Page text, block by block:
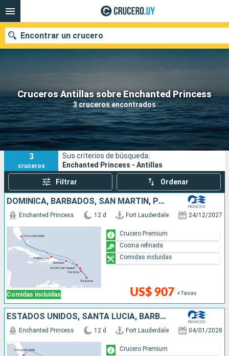
Cruceros Antillas sobre Enchanted Princess
3 cruceros encontrados
Encontrar un crucero
Nuestros destinos
Fecha de salida
Puertos Compañías
Buscar
3
cruceros
Sus criterios de búsqueda:
Enchanted Princess - Antillas
Filtrar Ordenar
DOMINICA, BARBADOS, SAN MARTÍN, PUERTO RICO, REPÚBLICA DOMINICANA, ESTADOS UNIDOS
Comidas incluidas
Enchanted Princess 12 d Fort Lauderdale 24/12/2027
US$ 907 +Tasas
Crucero Premium
Cocina refinada
Comidas incluidas
ESTADOS UNIDOS, SANTA LUCIA, BARBADOS, ANTIGUA Y BARBUDA, SAN MARTÍN
Enchanted Princess 12 d Fort Lauderdale 04/01/2028
Crucero Premium